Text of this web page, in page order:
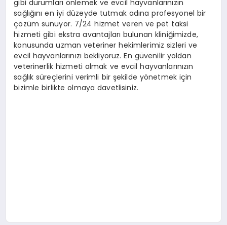
gibi durumları önlemek ve evcil hayvanlarınızın
sağlığını en iyi düzeyde tutmak adına profesyonel bir
çözüm sunuyor. 7/24 hizmet veren ve pet taksi
hizmeti gibi ekstra avantajları bulunan kliniğimizde,
konusunda uzman veteriner hekimlerimiz sizleri ve
evcil hayvanlarınızı bekliyoruz. En güvenilir yoldan
veterinerlik hizmeti almak ve evcil hayvanlarınızın
sağlık süreçlerini verimli bir şekilde yönetmek için
bizimle birlikte olmaya davetlisiniz.